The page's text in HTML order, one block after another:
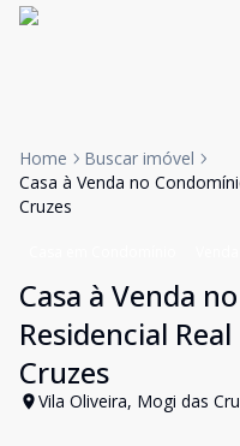
Home
Buscar imóvel
Casa à Venda no
Cruzes
Casa à Venda
Residencial
Cruzes
Vila Oliveira, Mogi das